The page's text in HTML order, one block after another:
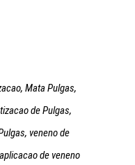
Mata Pulgas,
de Pulgas,
veneno de
de veneno